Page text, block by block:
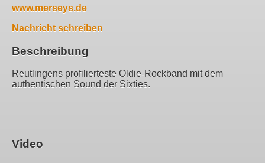
www.merseys.de
Nachricht schreiben
Beschreibung
Reutlingens profilierteste Oldie-Rockband mit dem
authentischen Sound der Sixties.
Video